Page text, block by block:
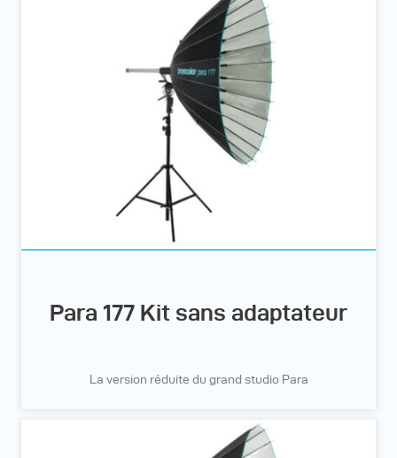
Para 177 Kit sans adaptateur
La version réduite du grand studio Para